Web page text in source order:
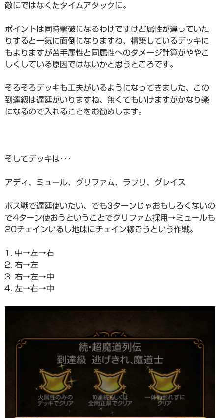
敵にではなくたタイムアタックに。
ポイントは同時撃破になるわけですけど属性が違っていた
りすると一気に面倒になりますね、構築しているデッキに
もよりますが苦手属性と同属性へのダメージ計算がややこ
しくしている原因ではないかと思うところです。
そろそろデッキも工夫がいるようになってきました、この
到達級は遅延がいりますね、無くてもいけますがかなり楽
になるので入れることをお勧めします。
そしてデッキは･･･
アディ、ミュール、グリファム、ラブリ、グレイス
ボス戦で遅延使いたい、でも3ターンじゃおもしろくないの
で4ターン使おうということでグリファム採用→ミュールも
20チェインいるし地味にチェイン稼ごうという作戦。
中→左→右
右→左
右→左→中
左→右→中